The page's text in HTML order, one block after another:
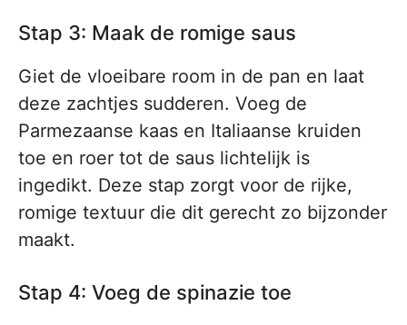
Stap 3: Maak de romige saus
Giet de vloeibare room in de pan en laat
deze zachtjes sudderen. Voeg de
Parmezaanse kaas en Italiaanse kruiden
toe en roer tot de saus lichtelijk is
ingedikt. Deze stap zorgt voor de rijke,
romige textuur die dit gerecht zo bijzonder
maakt.
Stap 4: Voeg de spinazie toe